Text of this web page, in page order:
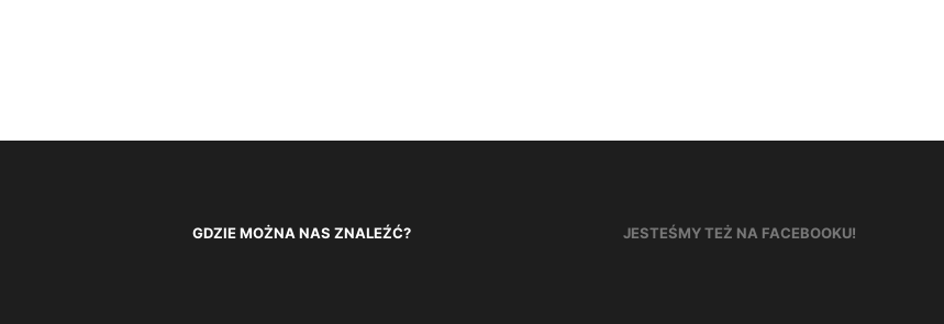
GDZIE MOŻNA NAS ZNALEŹĆ? JESTEŚMY TEŻ NA FACEBOOKU!